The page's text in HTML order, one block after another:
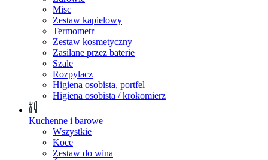
Misc
Zestaw kapielowy
Termometr
Zestaw kosmetyczny
Zasilane przez baterie
Szale
Rozpylacz
Higiena osobista, portfel
Higiena osobista / krokomierz
Kuchenne i barowe
Wszystkie
Koce
Zestaw do wina